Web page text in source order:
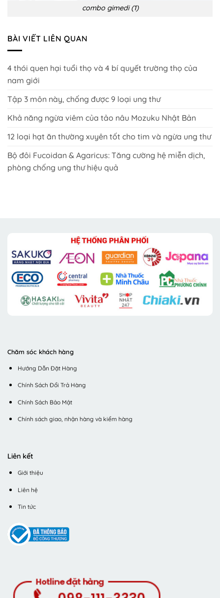
combo gimedi (1)
BÀI VIẾT LIÊN QUAN
4 thói quen hại tuổi thọ và 4 bí quyết trường thọ của
nam giới
Tập 3 môn này, chống được 9 loại ung thư
Khả năng ngừa viêm của tảo nâu Mozuku Nhật Bản
12 loại hạt ăn thường xuyên tốt cho tim và ngừa ung thư
Bộ đôi Fucoidan & Agaricus: Tăng cường hệ miễn dịch,
phòng chống ung thư hiệu quả
Chăm sóc khách hàng
Hướng Dẫn Đặt Hàng
Chính Sách Đổi Trả Hàng
Chính Sách Bảo Mật
Chính sách giao, nhận hàng và kiểm hàng
Liên kết
Giới thiệu
Liên hệ
Tin tức